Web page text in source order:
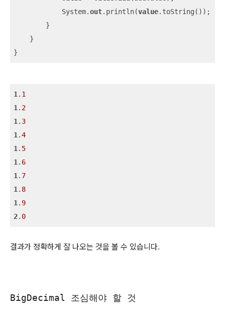
            System.
out.println(value.toString());
        }
    }
}
1. 1
1. 2
1. 3
1.4
1. 5
1. 6
1. 7
1. 8
1. 9
2. 0
결과가 정확하게 잘 나오는 것을 볼 수 있습니다.
BigDecimal 조심해야 할 것